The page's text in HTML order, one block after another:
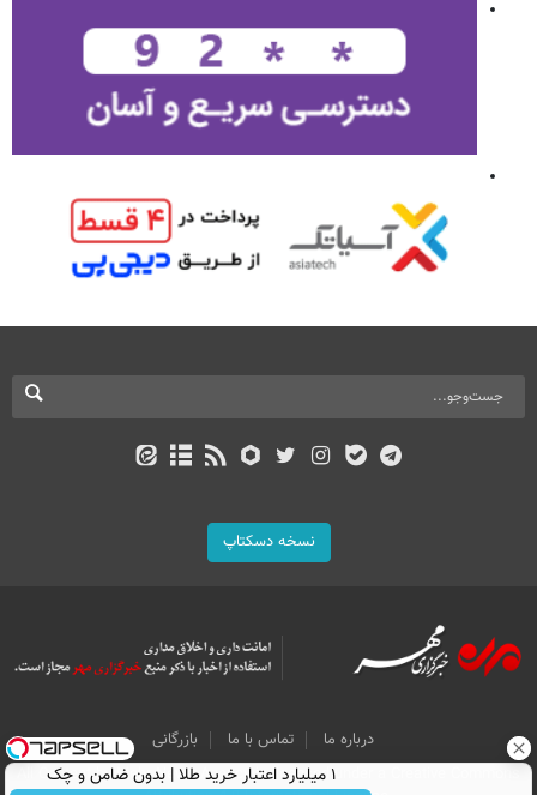
نسخه دسکتاپ
درباره ما تماس با ما
بازرگانی
All Content by Mehr News Agency is licensed under a Creative Commons
۱ میلیارد اعتبار خرید طلا | بدون ضامن و چک